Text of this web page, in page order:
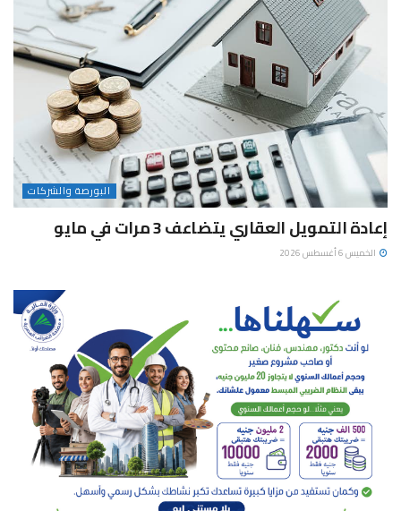
البورصة والشركات
إعادة التمويل العقاري يتضاعف 3 مرات في مايو
الخميس 6 أغسطس 2026